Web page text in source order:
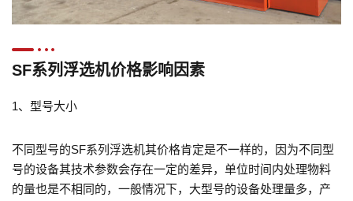
SF系列浮选机价格影响因素
1、型号大小
不同型号的SF系列浮选机其价格肯定是不一样的，因为不同型
号的设备其技术参数会存在一定的差异，单位时间内处理物料
的量也是不相同的，一般情况下，大型号的设备处理量多，产